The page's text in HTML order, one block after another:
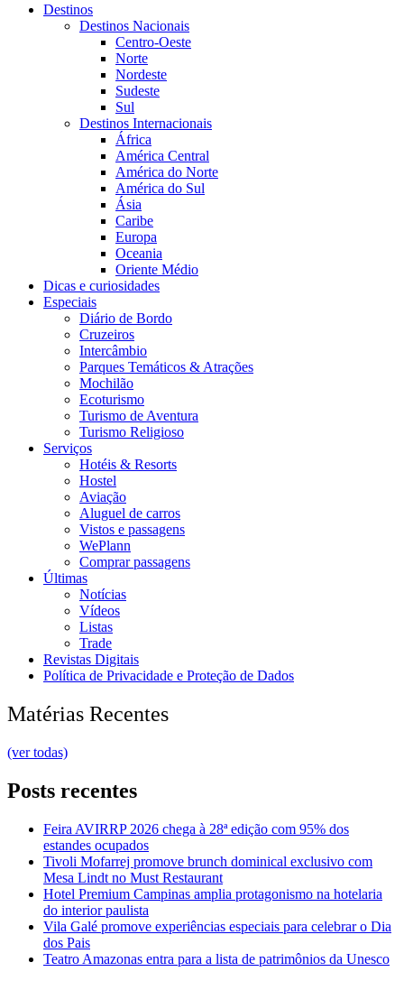
Destinos
Destinos Nacionais
Centro-Oeste
Norte
Nordeste
Sudeste
Sul
Destinos Internacionais
África
América Central
América do Norte
América do Sul
Ásia
Caribe
Europa
Oceania
Oriente Médio
Dicas e curiosidades
Especiais
Diário de Bordo
Cruzeiros
Intercâmbio
Parques Temáticos & Atrações
Mochilão
Ecoturismo
Turismo de Aventura
Turismo Religioso
Serviços
Hotéis & Resorts
Hostel
Aviação
Aluguel de carros
Vistos e passagens
WePlann
Comprar passagens
Últimas
Notícias
Vídeos
Listas
Trade
Revistas Digitais
Política de Privacidade e Proteção de Dados
Matérias Recentes
(ver todas)
Posts recentes
Feira AVIRRP 2026 chega à 28ª edição com 95% dos
estandes ocupados
Tivoli Mofarrej promove brunch dominical exclusivo com
Mesa Lindt no Must Restaurant
Hotel Premium Campinas amplia protagonismo na hotelaria
do interior paulista
Vila Galé promove experiências especiais para celebrar o Dia
dos Pais
Teatro Amazonas entra para a lista de patrimônios da Unesco